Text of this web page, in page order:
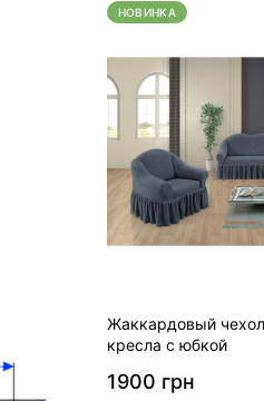
НОВИНКА
Жаккардовый
кресла с юбкой
1900 грн